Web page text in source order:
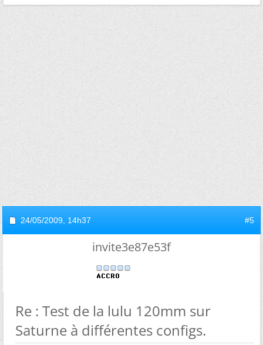
24/05/2009, 14h37 #5
invite3e87e53f
Re : Test de la lulu 120mm sur
Saturne à différentes configs.